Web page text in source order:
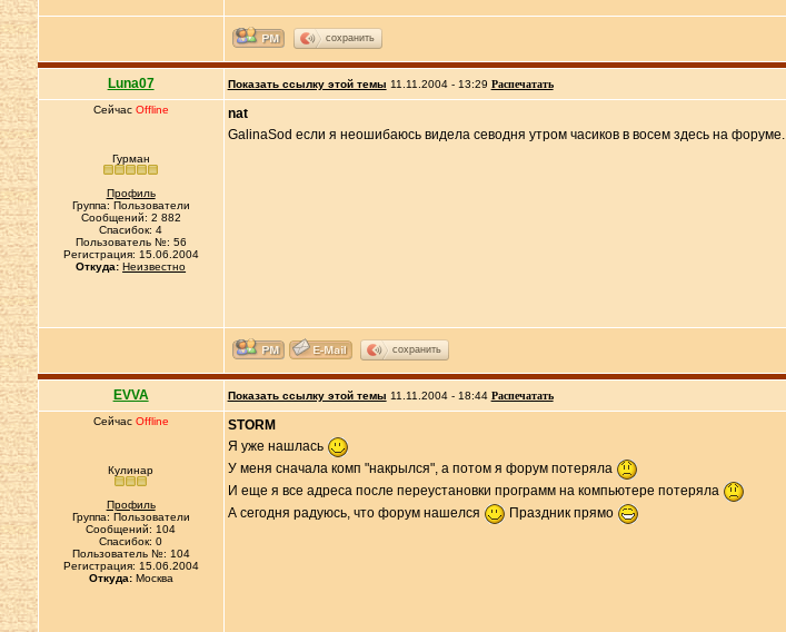
сохранить
Luna07 Показать ссылку этой темы 11.11.2004 - 13:29 Распечатать
Сейчас Offline
Гурман
Профиль
Группа: Пользователи
Сообщений: 2 882
Спасибок: 4
Пользователь №: 56
Регистрация: 15.06.2004
Откуда: Неизвестно
nat
GalinaSod если я неошибаюсь видела севодня утром часиков в восем здесь на форуме.
сохранить
EVVA Показать ссылку этой темы 11.11.2004 - 18:44 Распечатать
Сейчас Offline
Кулинар
Профиль
Группа: Пользователи
Сообщений: 104
Спасибок: 0
Пользователь №: 104
Регистрация: 15.06.2004
Откуда:Москва
STORM
Я уже нашлась
У меня сначала комп "накрылся", а потом я форум потеряла
И еще я все адреса после переустановки программ на компьютере потеряла
А сегодня радуюсь, что форум нашелся
Праздник прямо